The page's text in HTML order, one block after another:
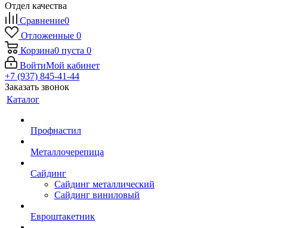
Отдел качества
Сравнение0
Отложенные 0
Корзина0 пуста 0
ВойтиМой кабинет
+7 (937) 845-41-44
Заказать звонок
Каталог
Профнастил
Металлочерепица
Сайдинг
Сайдинг металлический
Сайдинг виниловый
Евроштакетник